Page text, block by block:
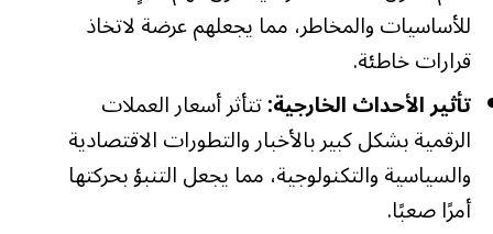
للأساسيات والمخاطر، مما يجعلهم عرضة لاتخاذ
قرارات خاطئة.
تأثير الأحداث الخارجية:تتأثر أسعار العملات
الرقمية بشكل كبير بالأخبار والتطورات الاقتصادية
والسياسية والتكنولوجية، مما يجعل التنبؤ بحركتها
أمرًا صعبًا.